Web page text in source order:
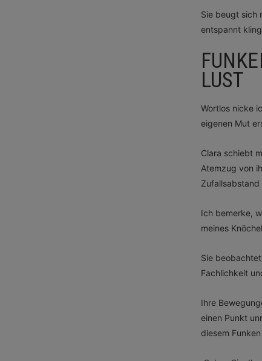
Sie beugt sich
entspannt
LUST
Wortlos nicke
eigenen Mut
Clara schiebt
Atemzug von
Zufallsabstand
Ich bemerke,
meines
Sie
Fachlichkeit
Ihre
einen Punkt
diesem